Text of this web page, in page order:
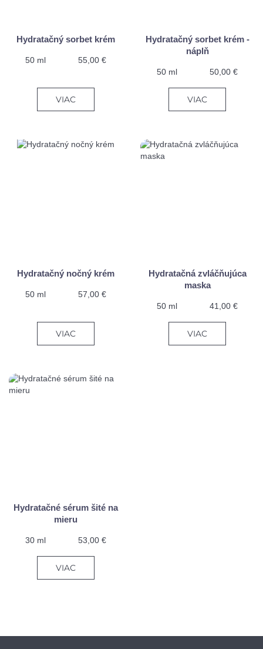
Hydratačný sorbet krém
50 ml 55,00 €
VIAC
Hydratačný sorbet krém -
náplň
50 ml 50,00 €
VIAC
Hydratačný nočný krém
50 ml 57,00 €
VIAC
Hydratačná zvláčňujúca
maska
50 ml 41,00 €
VIAC
Hydratačné sérum šité na
mieru
30 ml 53,00 €
VIAC